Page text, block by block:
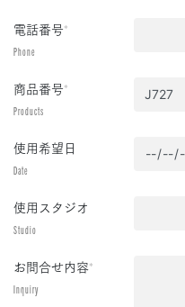
電話番号*
Phone
商品番号*
Products
使用希望日
Date
使用スタジオ
Studio
お問合せ内容*
Inquiry